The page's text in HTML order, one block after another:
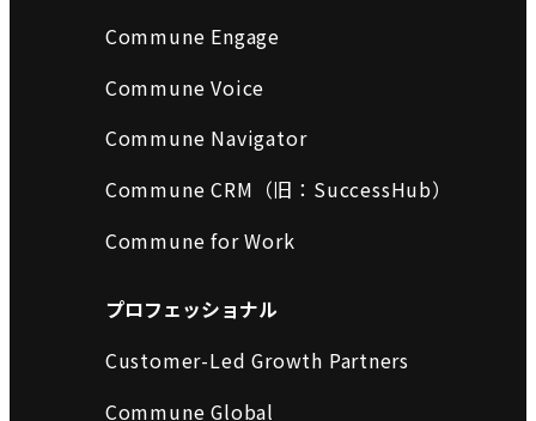
Commune Engage
Commune Voice
Commune Navigator
Commune CRM（旧：SuccessHub）
Commune for Work
プロフェッショナル
Customer-Led Growth Partners
Commune Global